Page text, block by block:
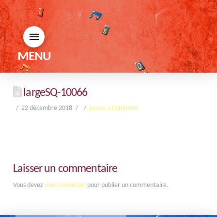
MENU
largeSQ-10066
22 décembre 2018 Leave a Comment
Laisser un commentaire
Vous devez vous connecterpour publier un commentaire.